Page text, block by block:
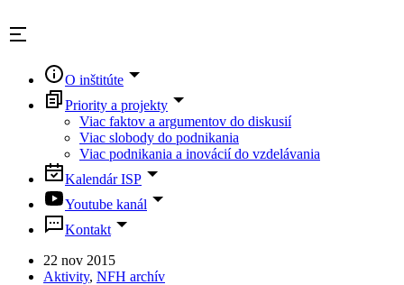
to
content
O inštitúte
Priority a projekty
Viac faktov a argumentov do diskusií
Viac slobody do podnikania
Viac podnikania a inovácií do vzdelávania
Kalendár ISP
Youtube kanál
Kontakt
22 nov 2015
Aktivity, NFH archív